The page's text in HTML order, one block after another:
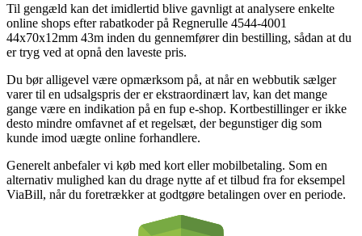
Til gengæld kan det imidlertid blive gavnligt at analysere enkelte
online shops efter rabatkoder på Regnerulle 4544-4001
44x70x12mm 43m inden du gennemfører din bestilling, sådan at du
er tryg ved at opnå den laveste pris.
Du bør alligevel være opmærksom på, at når en webbutik sælger
varer til en udsalgspris der er ekstraordinært lav, kan det mange
gange være en indikation på en fup e-shop. Kortbestillinger er ikke
desto mindre omfavnet af et regelsæt, der begunstiger dig som
kunde imod uægte online forhandlere.
Generelt anbefaler vi køb med kort eller mobilbetaling. Som en
alternativ mulighed kan du drage nytte af et tilbud fra for eksempel
ViaBill, når du foretrækker at godtgøre betalingen over en periode.